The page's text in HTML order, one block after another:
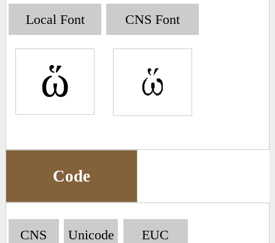
Big5 Query Pinyin Query
Pinyin Word Index
Local Font
ὥ
CNS Font
Code
CNS Unicode EUC